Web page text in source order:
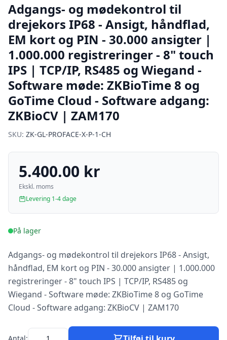
Adgangs- og mødekontrol til
drejekors IP68 - Ansigt, håndflad,
EM kort og PIN - 30.000 ansigter |
1.000.000 registreringer - 8" touch
IPS | TCP/IP, RS485 og Wiegand -
Software møde: ZKBioTime 8 og
GoTime Cloud - Software adgang:
ZKBioCV | ZAM170
SKU: ZK-GL-PROFACE-X-P-1-CH
5.400.00 kr
Ekskl. moms
Levering 1-4 dage
På lager
Adgangs- og mødekontrol til drejekors IP68 - Ansigt,
håndflad, EM kort og PIN - 30.000 ansigter | 1.000.000
registreringer - 8" touch IPS | TCP/IP, RS485 og
Wiegand - Software møde: ZKBioTime 8 og GoTime
Cloud - Software adgang: ZKBioCV | ZAM170